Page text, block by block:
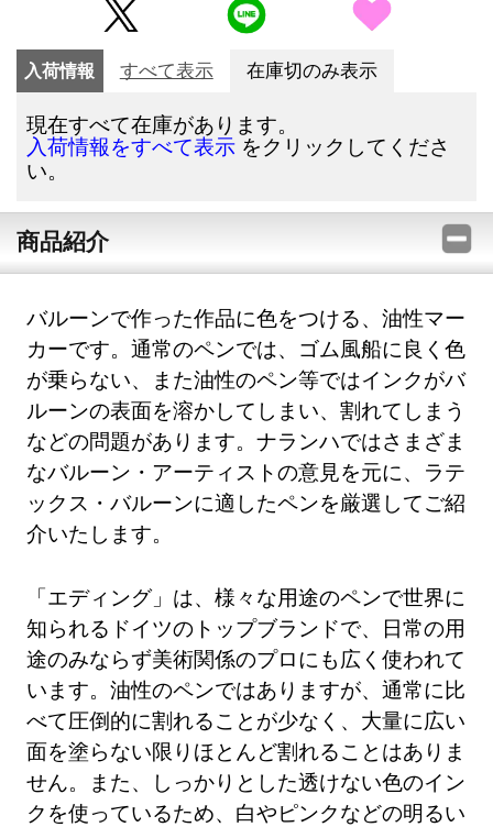
入荷情報 すべて表示 在庫切のみ表示
現在すべて在庫があります。
入荷情報をすべて表示 をクリックしてくださ
い。
商品紹介
バルーンで作った作品に色をつける、油性マー
カーです。通常のペンでは、ゴム風船に良く色
が乗らない、また油性のペン等ではインクがバ
ルーンの表面を溶かしてしまい、割れてしまう
などの問題があります。ナランハではさまざま
なバルーン・アーティストの意見を元に、ラテ
ックス・バルーンに適したペンを厳選してご紹
介いたします。
「エディング」は、様々な用途のペンで世界に
知られるドイツのトップブランドで、日常の用
途のみならず美術関係のプロにも広く使われて
います。油性のペンではありますが、通常に比
べて圧倒的に割れることが少なく、大量に広い
面を塗らない限りほとんど割れることはありま
せん。また、しっかりとした透けない色のイン
クを使っているため、白やピンクなどの明るい